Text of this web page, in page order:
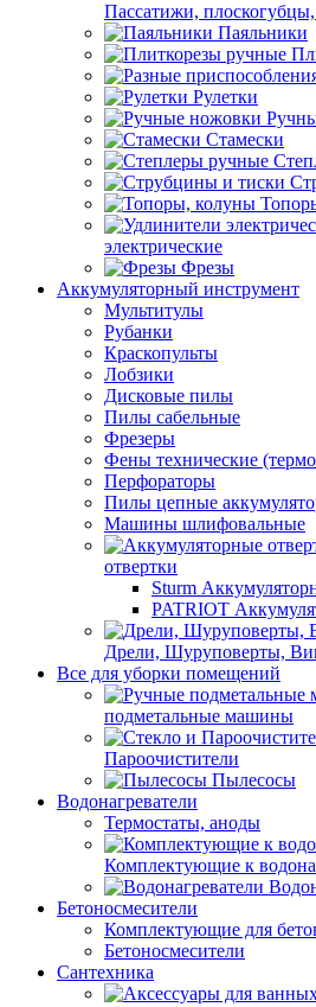
Пассатижи,
Паяльники
Рулетки
Стамески
электрические
Фрезы
Аккумуляторный инструмент
Мультитулы
Рубанки
Краскопульты
Лобзики
Дисковые пилы
Пилы сабельные
Фрезеры
Фены технические
Перфораторы
Пилы цепные
Машины шлифовальные
отвертки
Sturm
PATRIOT
Дрели, Шуруповерты,
Все для уборки помещений
подметальные машины
Пароочистители
Пылесосы
Водонагреватели
Термостаты, аноды
Комплектующие к
Бетоносмесители
Комплектующие для
Бетоносмесители
Сантехника